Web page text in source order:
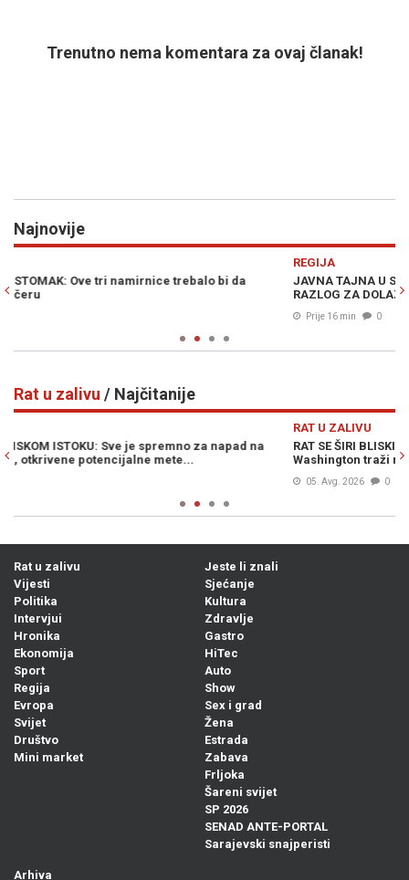
Trenutno nema komentara za ovaj članak!
Najnovije
JAVNA TAJNA U SRBIJI POTVRĐENA, ZELENSKI IMA JAKO DOBAR
RAZLOG ZA DOLAZAK: "Već se obilaze lokacije..."
Rat u zalivu / Najčitanije
RAT SE ŠIRI BLISKIM ISTOKOM: Saudijska Arabija ušla u sukob,
Washington traži novi izlaz
Rat u zalivu
Vijesti
Politika
Intervjui
Hronika
Ekonomija
Sport
Regija
Evropa
Svijet
Društvo
Mini market
Jeste li znali
Sjećanje
Kultura
Zdravlje
Gastro
HiTec
Auto
Show
Sex i grad
Žena
Estrada
Zabava
Frljoka
Šareni svijet
SP 2026
SENAD ANTE-PORTAL
Sarajevski snajperisti
Arhiva